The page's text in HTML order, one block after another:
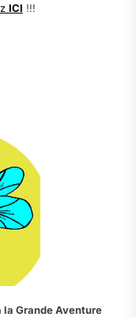
ICI !!!
Grande Aventure